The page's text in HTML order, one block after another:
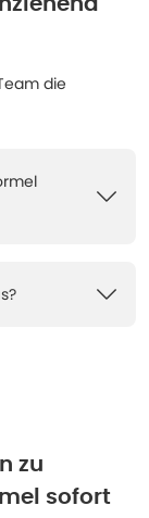
die
zu
sofort